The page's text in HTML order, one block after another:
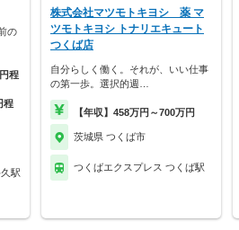
の
程
程
駅
株式会社マツモトキヨシ 薬 マ
ツモトキヨシ トナリエキュート
つくば店
自分らしく働く。それが、いい仕事
の第一歩。選択的週…
【年収】458万円～700万円
茨城県 つくば市
つくばエクスプレス つくば駅